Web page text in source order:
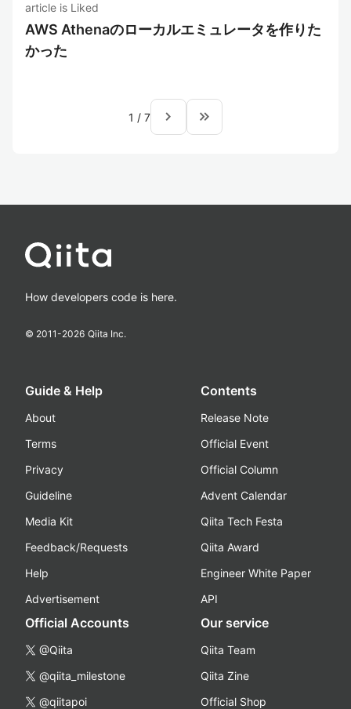
article is Liked
AWS Athenaのローカルエミュレータを作りた
かった
1 / 7 navigate_next keyboard_double_arrow_right
How developers code is here.
© 2011-2026 Qiita Inc.
Guide & Help
About
Terms
Privacy
Guideline
Media Kit
Feedback/Requests
Help
Advertisement
Contents
Release Note
Official Event
Official Column
Advent Calendar
Qiita Tech Festa
Qiita Award
Engineer White Paper
API
Official Accounts
@Qiita
@qiita_milestone
@qiitapoi
Our service
Qiita Team
Qiita Zine
Official Shop